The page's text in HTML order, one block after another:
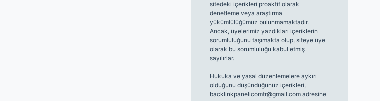
sitedeki içerikleri proaktif olarak
denetleme veya araştırma
yükümlülüğümüz bulunmamaktadır.
Ancak, üyelerimiz yazdıkları içeriklerin
sorumluluğunu taşımakta olup, siteye üye
olarak bu sorumluluğu kabul etmiş
sayılırlar.
Hukuka ve yasal düzenlemelere aykırı
olduğunu düşündüğünüz içerikleri,
backlinkpanelicomtr@gmail.comadresine